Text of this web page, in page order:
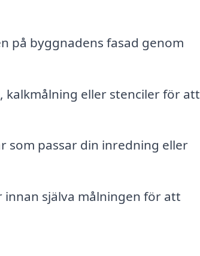
på byggnadens fasad genom
kalkmålning eller stenciler för att
som passar din inredning eller
innan själva målningen för att